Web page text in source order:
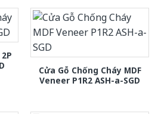
Cửa Gỗ Chống Cháy MDF
Veneer P1R2 ASH-a-SGD